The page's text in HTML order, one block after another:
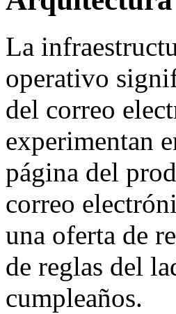
La
operativo
del correo
experimentan
página del
correo
una oferta de
de reglas del
cumpleaños.